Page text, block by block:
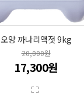
오양 까나리액젓 9kg
20,000원
17,300원